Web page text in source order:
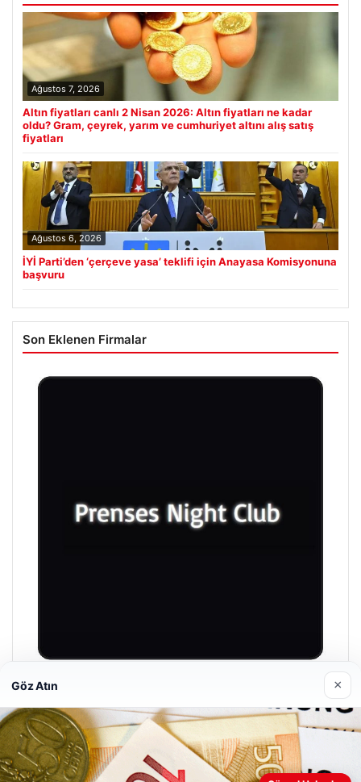
Ağustos 7, 2026
Altın fiyatları canlı 2 Nisan 2026: Altın fiyatları ne kadar
oldu? Gram, çeyrek, yarım ve cumhuriyet altını alış satış
fiyatları
Ağustos 6, 2026
İYİ Parti’den ‘çerçeve yasa’ teklifi için Anayasa Komisyonuna
başvuru
Son Eklenen Firmalar
Prenses Night Club
Nisan 29, 2026
Web sitemizi nasıl kullandığınızı daha iyi anlayabilmek,
Göz Atın ×